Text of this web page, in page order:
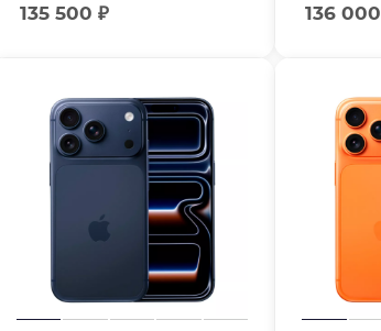
135 500 ₽ 136 000